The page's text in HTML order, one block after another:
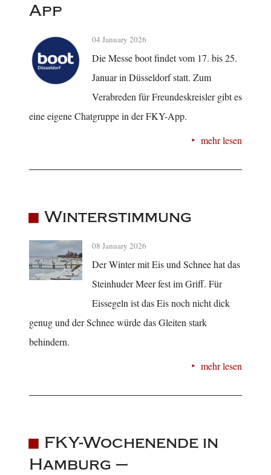
App
04 January 2026
Die Messe boot findet vom 17. bis 25.
Januar in Düsseldorf statt. Zum
Verabreden für Freundeskreisler gibt es
eine eigene Chatgruppe in der FKY-App.
mehr lesen
Winterstimmung
08 January 2026
Der Winter mit Eis und Schnee hat das
Steinhuder Meer fest im Griff. Für
Eissegeln ist das Eis noch nicht dick
genug und der Schnee würde das Gleiten stark
behindern.
mehr lesen
FKY-Wochenende in
Hamburg –